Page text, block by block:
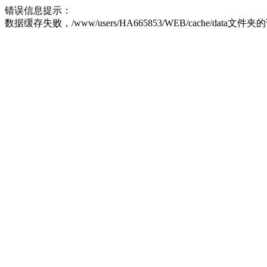
错误信息提示：
数据缓存失败，/www/users/HA665853/WEB/cache/data文件夹